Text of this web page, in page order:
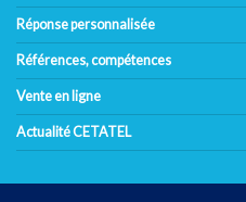
Réponse personnalisée
Références, compétences
Vente en ligne
Actualité CETATEL